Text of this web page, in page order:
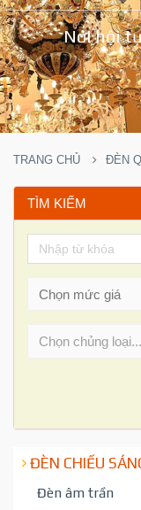
Nơi hội
TRANG CHỦ ĐÈN
TÌM KIẾM
Chọn chủng loại...
ĐÈN CHIẾU
Đèn âm trần